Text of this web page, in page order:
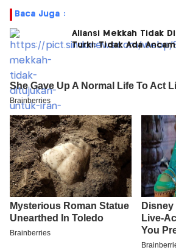
Baca Juga :
Aliansi Mekkah Tidak
Turki: Tidak Ada